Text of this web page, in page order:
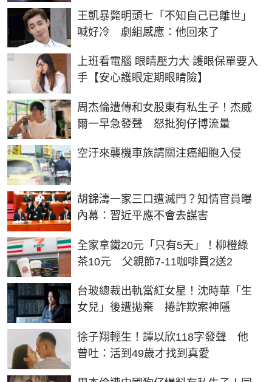
王凱暴斃明頭七「不知自己已離世」
喊好冷 劇組感應：他回來了
上班看電腦 眼睛壓力大 護眼保單要入
手【安心護眼定期眼睛險】
PR
周杰倫遭傳和女股東有私生子！杰威
爾一早急發聲 怒批狗仔博流量
空汙來襲機車族請關注癌細胞入侵
PR
胡錦濤一家三口遭滅門？知情官員曝
內幕：習近平應不會去謀害
全家拿鐵20元「只有5天」！柳橙綠
茶10元 父親節7-11咖啡買2送2
台玻總裁出軌當紅女星！沈時華「生
女兒」後遭拋棄 捲詐欺案神隱
徐子翔輕生！譚以欣118字發聲 他
曾吐：活到49歲才找到真愛